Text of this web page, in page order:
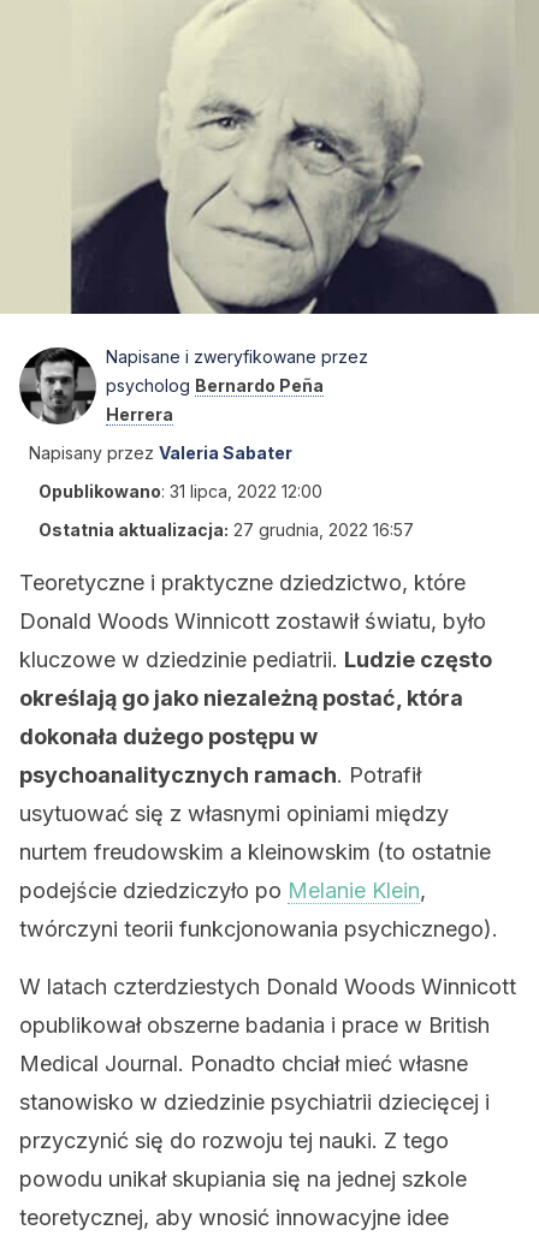
Napisane i zweryfikowane przez
psycholog Bernardo Peña
Herrera
Napisany przez Valeria Sabater
Opublikowano: 31 lipca, 2022 12:00
Ostatnia aktualizacja: 27 grudnia, 2022 16:57
Teoretyczne i praktyczne dziedzictwo, które
Donald Woods Winnicott zostawił światu, było
kluczowe w dziedzinie pediatrii. Ludzie często
określają go jako niezależną postać, która
dokonała dużego postępu w
psychoanalitycznych ramach. Potrafił
usytuować się z własnymi opiniami między
nurtem freudowskim a kleinowskim (to ostatnie
podejście dziedziczyło po Melanie Klein,
twórczyni teorii funkcjonowania psychicznego).
W latach czterdziestych Donald Woods Winnicott
opublikował obszerne badania i prace w British
Medical Journal. Ponadto chciał mieć własne
stanowisko w dziedzinie psychiatrii dziecięcej i
przyczynić się do rozwoju tej nauki. Z tego
powodu unikał skupiania się na jednej szkole
teoretycznej, aby wnosić innowacyjne idee